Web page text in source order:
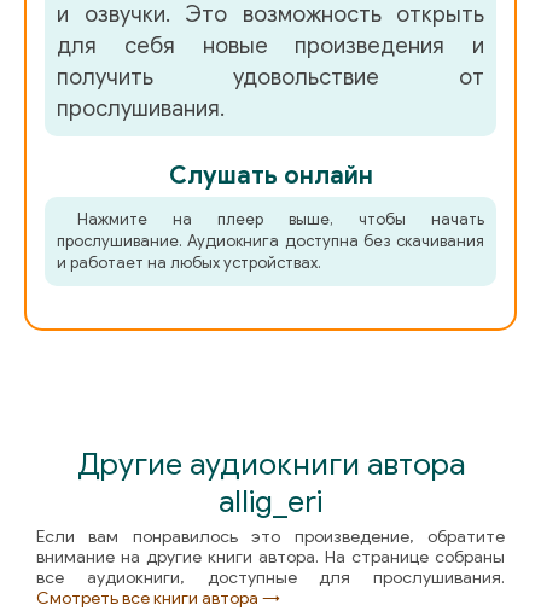
и озвучки. Это возможность открыть
для себя новые произведения и
получить удовольствие от
прослушивания.
Слушать онлайн
Нажмите на плеер выше, чтобы начать
прослушивание. Аудиокнига доступна без скачивания
и работает на любых устройствах.
Другие аудиокниги автора
allig_eri
Если вам понравилось это произведение, обратите
внимание на другие книги автора. На странице собраны
все аудиокниги, доступные для прослушивания.
Смотреть все книги автора →